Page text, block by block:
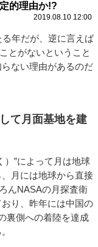
的理由か!?
2019.08.10 12:00
年だが、逆に言えば
とがないということ
ない理由があるのだ
て月面基地を建
”によって月は地球
月には地球から直接
んNASAの月探査衛
り、昨年には中国の
裏側への着陸を達成